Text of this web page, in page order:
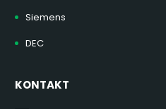
Siemens
DEC
KONTAKT